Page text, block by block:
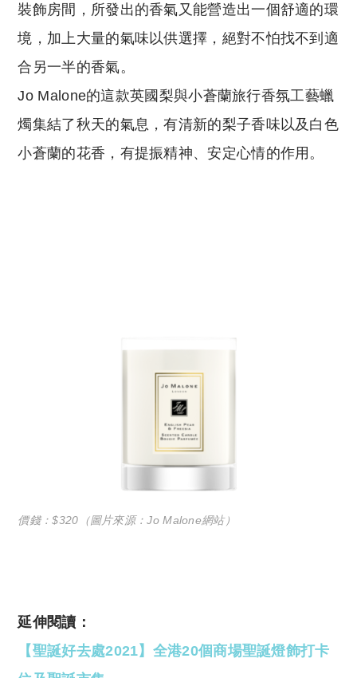
裝飾房間，所發出的香氣又能營造出一個舒適的環
境，加上大量的氣味以供選擇，絕對不怕找不到適
合另一半的香氣。
Jo Malone的這款英國梨與小蒼蘭旅行香氛工藝蠟
燭集結了秋天的氣息，有清新的梨子香味以及白色
小蒼蘭的花香，有提振精神、安定心情的作用。
價錢：$320（圖片來源：Jo Malone網站）
延伸閱讀：
【聖誕好去處2021】全港20個商場聖誕燈飾打卡